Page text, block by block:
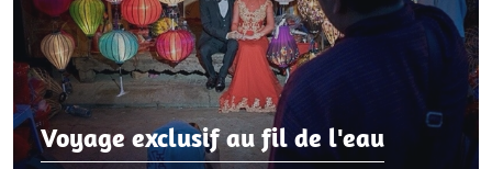
Voyage exclusif au fil de l'eau